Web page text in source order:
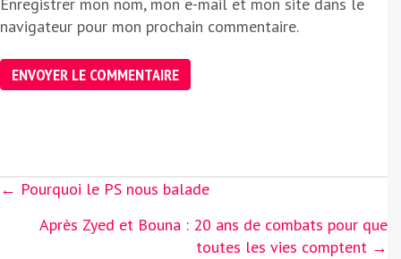
Enregistrer mon nom, mon e-mail et mon site dans le
navigateur pour mon prochain commentaire.
Posts
← Pourquoi le PS nous balade
Après Zyed et Bouna : 20 ans de combats pour que
toutes les vies comptent →